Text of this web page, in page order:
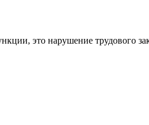
это нарушение трудового